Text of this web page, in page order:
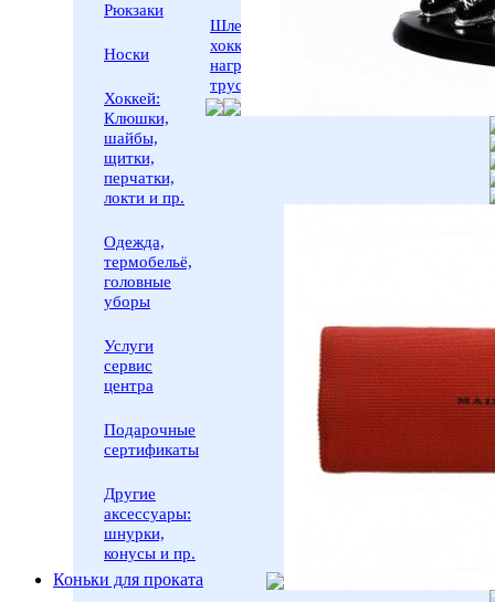
Рюкзаки
Носки
Хоккей:
Клюшки,
шайбы,
щитки,
перчатки,
локти и пр.
Одежда,
термобельё,
головные
уборы
Услуги
сервис
центра
Подарочные
сертификаты
Другие
аксессуары:
шнурки,
конусы и пр.
Шлема
хоккейные,
нагрудники,
трусы.
Коньки для проката